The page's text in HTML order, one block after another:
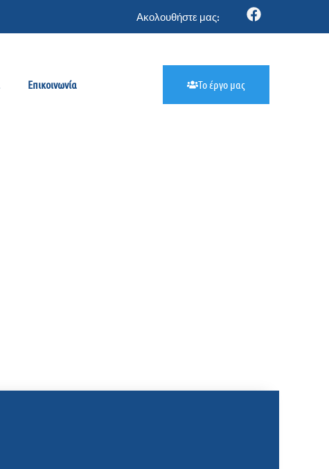
Ακολουθήστε μας:
Επικοινωνία Το έργο μας